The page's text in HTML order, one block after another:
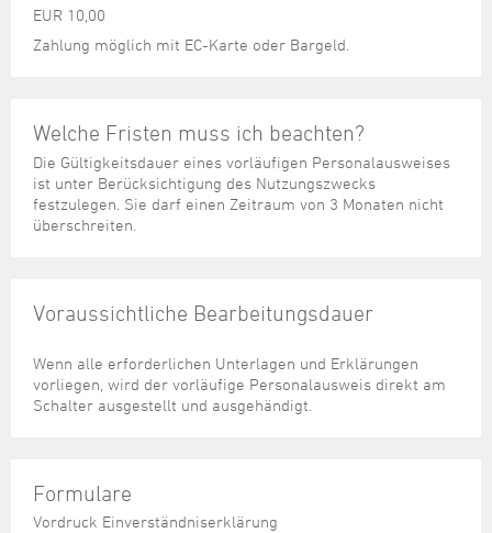
EUR 10,00
Zahlung möglich mit EC-Karte oder Bargeld.
Welche Fristen muss ich beachten?
Die Gültigkeitsdauer eines vorläufigen Personalausweises
ist unter Berücksichtigung des Nutzungszwecks
festzulegen. Sie darf einen Zeitraum von 3 Monaten nicht
überschreiten.
Voraussichtliche Bearbeitungsdauer
Wenn alle erforderlichen Unterlagen und Erklärungen
vorliegen, wird der vorläufige Personalausweis direkt am
Schalter ausgestellt und ausgehändigt.
Formulare
Vordruck Einverständniserklärung